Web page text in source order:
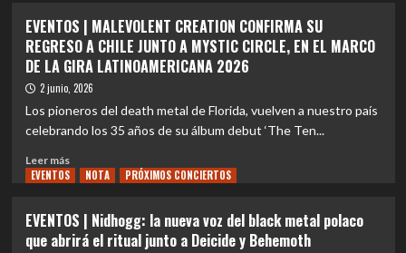
EVENTOS | MALEVOLENT CREATION CONFIRMA SU
REGRESO A CHILE JUNTO A MYSTIC CIRCLE, EN EL MARCO
DE LA GIRA LATINOAMERICANA 2026
2 junio, 2026
Los pioneros del death metal de Florida, vuelven a nuestro país
celebrando los 35 años de su álbum debut ‘The Ten...
Leer másLeer
más
|
MALEVOLENT
EVENTOS NOTA PRÓXIMOS CONCIERTOS
EVENTOS | Nidhogg: la nueva voz del black metal polaco
que abrirá el ritual junto a Deicide y Behemoth